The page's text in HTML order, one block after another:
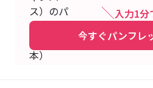
入力1分
今すぐパンフレ